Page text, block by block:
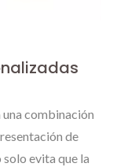
una combinación
de
evita que la